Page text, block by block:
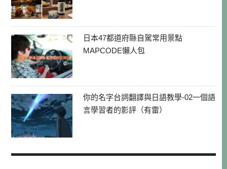
日本47都道府縣自駕常用景點
MAPCODE懶人包
你的名字台詞翻譯與日語教學-02一個語
言學習者的影評（有雷）